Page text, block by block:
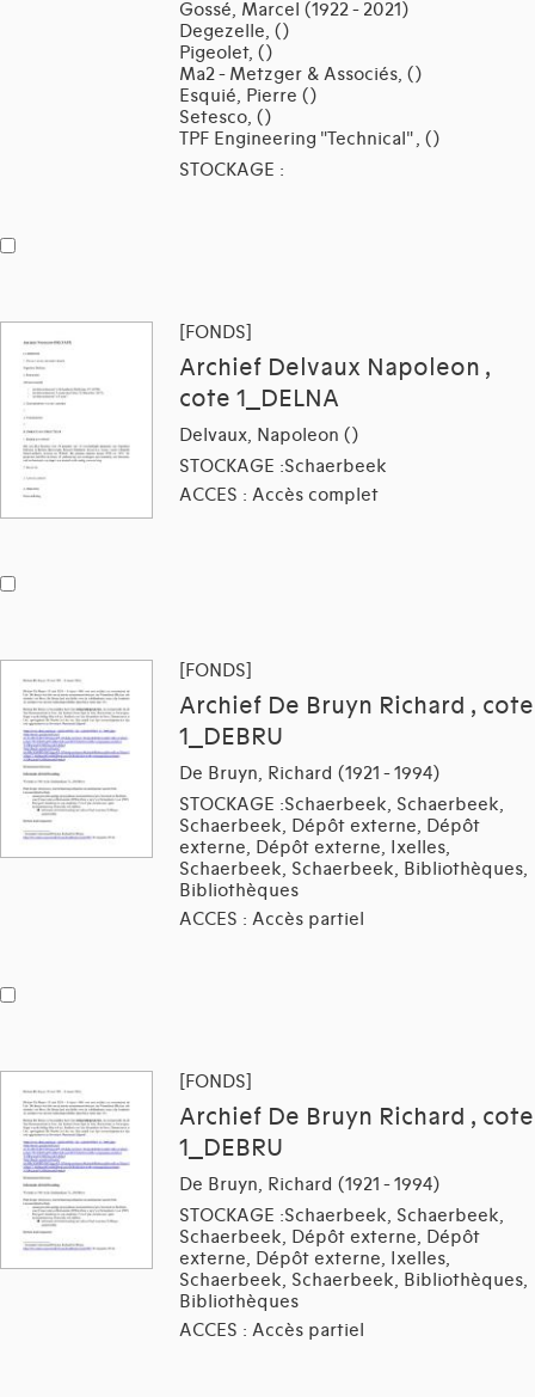
Gossé, Marcel (1922 - 2021)
Degezelle, ()
Pigeolet, ()
Ma2 - Metzger & Associés, ()
Esquié, Pierre ()
Setesco, ()
TPF Engineering "Technical" , ()
STOCKAGE :
[FONDS]
Archief Delvaux Napoleon ,
cote 1_DELNA
Delvaux, Napoleon ()
STOCKAGE :Schaerbeek
ACCES : Accès complet
[FONDS]
Archief De Bruyn Richard , cote
1_DEBRU
De Bruyn, Richard (1921 - 1994)
STOCKAGE :Schaerbeek, Schaerbeek,
Schaerbeek, Dépôt externe, Dépôt
externe, Dépôt externe, Ixelles,
Schaerbeek, Schaerbeek, Bibliothèques,
Bibliothèques
ACCES : Accès partiel
[FONDS]
Archief De Bruyn Richard , cote
1_DEBRU
De Bruyn, Richard (1921 - 1994)
STOCKAGE :Schaerbeek, Schaerbeek,
Schaerbeek, Dépôt externe, Dépôt
externe, Dépôt externe, Ixelles,
Schaerbeek, Schaerbeek, Bibliothèques,
Bibliothèques
ACCES : Accès partiel